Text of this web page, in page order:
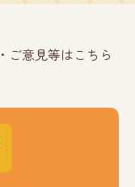
ご意見等はこちら